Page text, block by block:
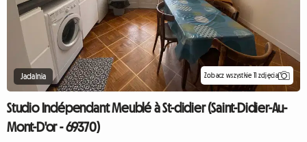
Jadalnia Zobacz wszystkie 11 zdjęcia
Studio Indépendant Meublé à St-didier (Saint-Didier-Au-
Mont-D'or - 69370)